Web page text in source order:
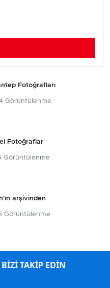
Fotoğrafları
Görüntülenme
Fotoğraflar
Görüntülenme
arşivinden
Görüntülenme
BİZİ TAKİP EDİN